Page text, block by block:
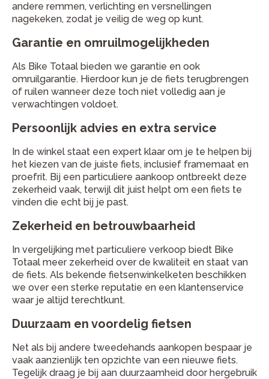
andere remmen, verlichting en versnellingen
nagekeken, zodat je veilig de weg op kunt.
Garantie en omruilmogelijkheden
Als Bike Totaal bieden we garantie en ook
omruilgarantie. Hierdoor kun je de fiets terugbrengen
of ruilen wanneer deze toch niet volledig aan je
verwachtingen voldoet.
Persoonlijk advies en extra service
In de winkel staat een expert klaar om je te helpen bij
het kiezen van de juiste fiets, inclusief framemaat en
proefrit. Bij een particuliere aankoop ontbreekt deze
zekerheid vaak, terwijl dit juist helpt om een fiets te
vinden die echt bij je past.
Zekerheid en betrouwbaarheid
In vergelijking met particuliere verkoop biedt Bike
Totaal meer zekerheid over de kwaliteit en staat van
de fiets. Als bekende fietsenwinkelketen beschikken
we over een sterke reputatie en een klantenservice
waar je altijd terechtkunt.
Duurzaam en voordelig fietsen
Net als bij andere tweedehands aankopen bespaar je
vaak aanzienlijk ten opzichte van een nieuwe fiets.
Tegelijk draag je bij aan duurzaamheid door hergebruik